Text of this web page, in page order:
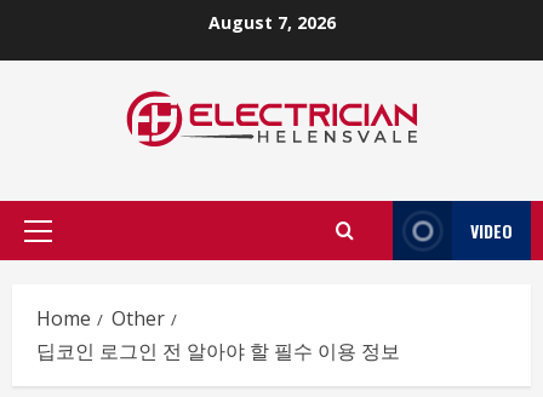
August 7, 2026
Primary
VIDEO
Home
Other
딥코인 로그인 전 알아야 할 필수 이용 정보